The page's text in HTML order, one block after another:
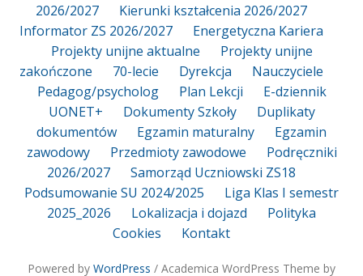
2026/2027
Kierunki kształcenia 2026/2027
Informator ZS 2026/2027
Energetyczna Kariera
Projekty unijne aktualne
Projekty unijne
zakończone
70-lecie Dyrekcja
Nauczyciele
Pedagog/psycholog
Plan Lekcji
E-dziennik
UONET+
Dokumenty Szkoły
Duplikaty
dokumentów
Egzamin maturalny
Egzamin
zawodowy
Przedmioty zawodowe
Podręczniki
2026/2027
Samorząd Uczniowski ZS18
Podsumowanie SU 2024/2025
Liga Klas I semestr
2025_2026
Lokalizacja i dojazd
Polityka
Cookies
Kontakt
Powered by WordPress / Academica WordPress Theme by